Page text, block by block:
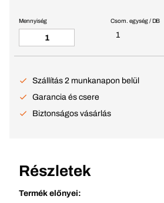
Csom. egység / DB
1
Mennyiség
Szállítás 2 munkanapon belül
Garancia és csere
Biztonságos vásárlás
Részletek
Termék előnyei: